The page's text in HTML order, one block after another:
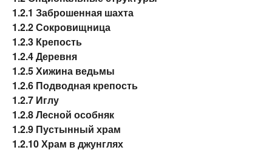
1.2.1 Заброшенная шахта
1.2.2Сокровищница
1.2.3 Крепость
1.2.4Деревня
1.2.5Хижина ведьмы
1.2.6 Подводная крепость
1.2.7 Иглу
1.2.8Лесной особняк
1.2.9 Пустынный храм
1.2.10Храм в джунглях